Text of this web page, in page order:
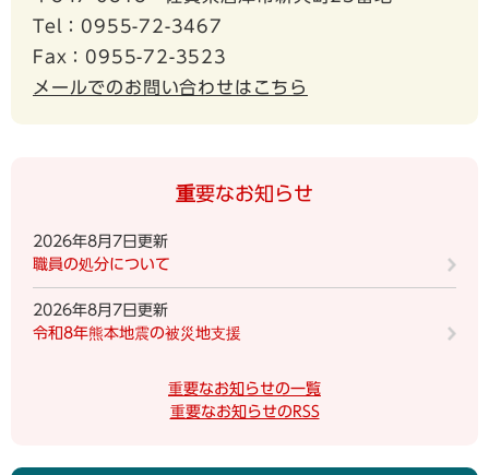
Tel：0955-72-3467
Fax：0955-72-3523
メールでのお問い合わせはこちら
重要なお知らせ
2026年8月7日更新
職員の処分について
2026年8月7日更新
令和8年熊本地震の被災地支援
重要なお知らせの一覧
重要なお知らせのRSS